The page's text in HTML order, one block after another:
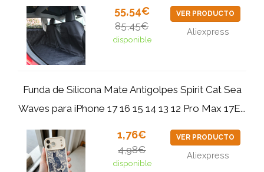
55,54€
85,45€
disponible
VER PRODUCTO
Aliexpress
Funda de Silicona Mate Antigolpes Spirit Cat Sea
Waves para iPhone 17 16 15 14 13 12 Pro Max 17E...
1,76€
4,98€
disponible
VER PRODUCTO
Aliexpress